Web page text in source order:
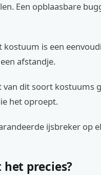
Een opblaasbare
kostuum is een
afstandje.
van dit soort kostuums
het oproept.
ijsbreker op
precies?